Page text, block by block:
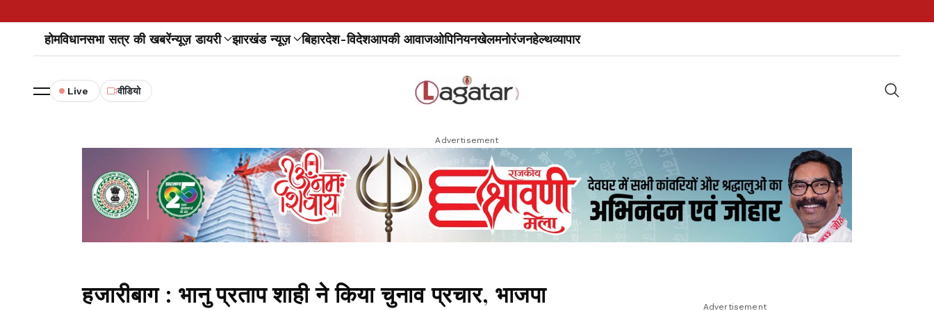
होमविधानसभा सत्र की खबरेंन्यूज़ डायरी झारखंड न्यूज़ बिहारदेश-विदेशआपकी आवाजओपिनियनखेलमनोरंजनहेल्थव्यापार
Live वीडियो
Advertisement
हजारीबाग : भानु प्रताप शाही ने किया चुनाव प्रचार, भाजपा Advertisement